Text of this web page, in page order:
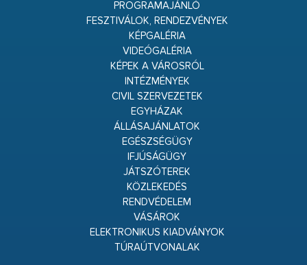
PROGRAMAJÁNLÓ
FESZTIVÁLOK, RENDEZVÉNYEK
KÉPGALÉRIA
VIDEÓGALÉRIA
KÉPEK A VÁROSRÓL
INTÉZMÉNYEK
CIVIL SZERVEZETEK
EGYHÁZAK
ÁLLÁSAJÁNLATOK
EGÉSZSÉGÜGY
IFJÚSÁGÜGY
JÁTSZÓTEREK
KÖZLEKEDÉS
RENDVÉDELEM
VÁSÁROK
ELEKTRONIKUS KIADVÁNYOK
TÚRAÚTVONALAK